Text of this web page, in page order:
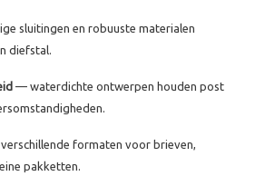
sluitingen en robuuste materialen
diefstal.
— waterdichte ontwerpen houden post
formaten voor brieven,
pakketten.